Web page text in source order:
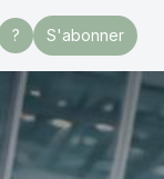
? S'abonner